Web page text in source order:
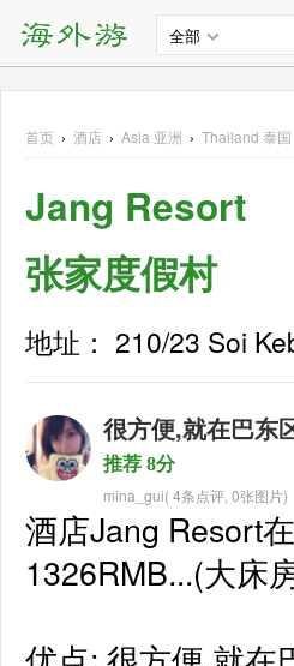
全部
首页 › 酒店 › Asia 亚洲 › Thailand 泰国
Jang Resort
张家度假村
地址： 210/23 Soi
很方便,就在巴东
推荐 8分
mina_gui(4条点评 0张图片)
酒店Jang Resort
1326RMB...(大床